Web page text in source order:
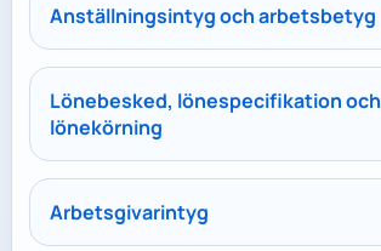
Anställningsintyg och arbetsbetyg
Lönebesked, lönespecifikation och
lönekörning
Arbetsgivarintyg